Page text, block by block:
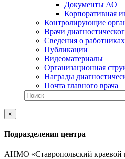
Документы АО
Корпоративная
Контролирующие
Врачи
Сведения о
Публикации
Видеоматериалы
Организационная
Награды
Почта главного врача
×
Подразделения центра
АНМО «Ставропольский краевой